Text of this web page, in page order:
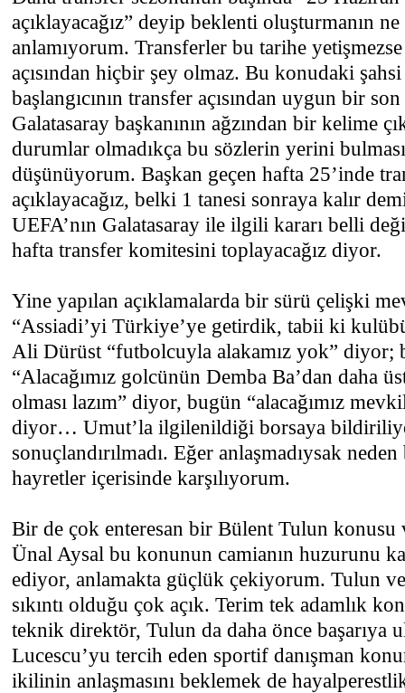
açıklayacağız” deyip beklenti oluşturmanın ne
anlamıyorum. Transferler bu tarihe
açısından hiçbir şey olmaz. Bu konudaki
başlangıcının transfer açısından uygun bir
Galatasaray başkanının ağzından bir kelime
durumlar olmadıkça bu sözlerin yerini
düşünüyorum. Başkan geçen hafta 25’inde
açıklayacağız, belki 1 tanesi sonraya kalır
UEFA’nın Galatasaray ile ilgili kararı belli
hafta transfer komitesini toplayacağız diyor.
Yine yapılan açıklamalarda bir sürü çelişki
“Assiadi’yi Türkiye’ye getirdik, tabii ki
Ali Dürüst “futbolcuyla alakamız yok” diyor;
“Alacağımız golcünün Demba Ba’dan daha
olması lazım” diyor, bugün “alacağımız
diyor… Umut’la ilgilenildiği borsaya
sonuçlandırılmadı. Eğer anlaşmadıysak
hayretler içerisinde karşılıyorum.
Bir de çok enteresan bir Bülent Tulun konusu
Ünal Aysal bu konunun camianın huzurunu
ediyor, anlamakta güçlük çekiyorum. Tulun
sıkıntı olduğu çok açık. Terim tek adamlık
teknik direktör, Tulun da daha önce başarıya
Lucescu’yu tercih eden sportif danışman
ikilinin anlaşmasını beklemek de